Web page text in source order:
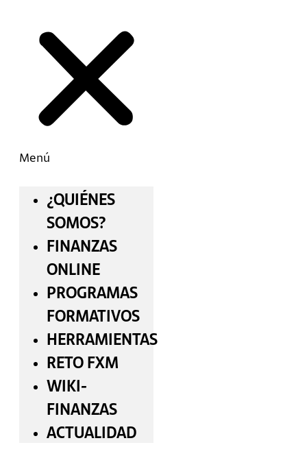
Menú
¿QUIÉNES
SOMOS?
FINANZAS
ONLINE
PROGRAMAS
FORMATIVOS
HERRAMIENTAS
RETO FXM
WIKI-
FINANZAS
ACTUALIDAD